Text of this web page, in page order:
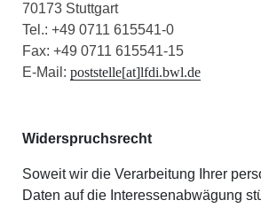
70173 Stuttgart
Tel.: +49 0711 615541-0
Fax: +49 0711 615541-15
E-Mail: poststelle[at]lfdi.bwl.de
Widerspruchsrecht
Soweit wir die Verarbeitung Ihrer
Daten auf die Interessenabwägung